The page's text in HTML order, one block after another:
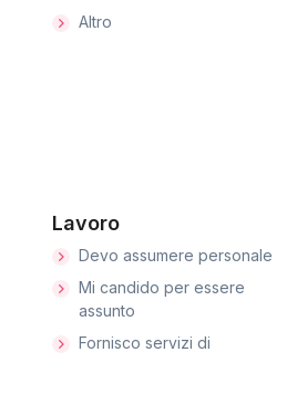
Altro
Lavoro
Devo assumere personale
Mi candido per essere
assunto
Fornisco servizi di